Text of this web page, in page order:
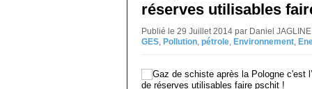
réserves utilisables
Publié le 29 Juillet 2014 par Daniel
GES, Pollution, pétrole, Environnement,